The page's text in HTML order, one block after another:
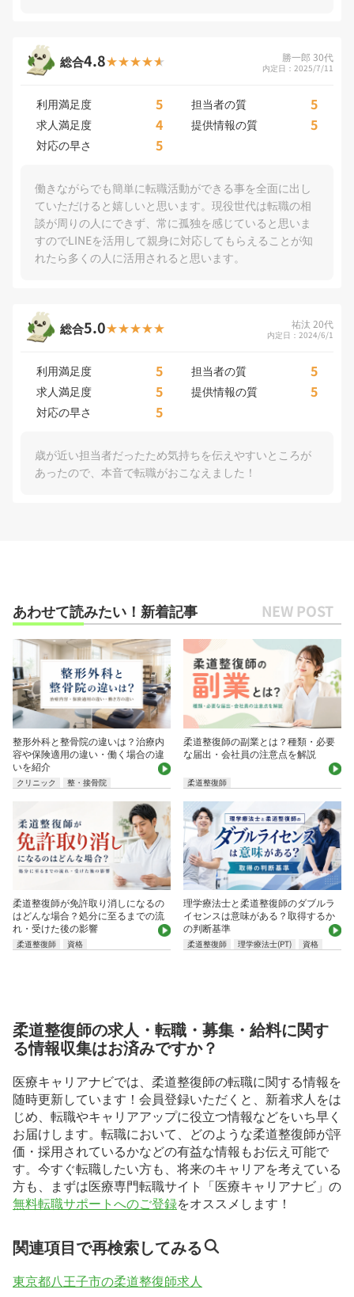
総合4.8 勝一郎 30代
内定日：2025/7/11
利用満足度 5 担当者の質 5
求人満足度 4 提供情報の質 5
対応の早さ 5
働きながらでも簡単に転職活動ができる事を全面に出し
ていただけると嬉しいと思います。現役世代は転職の相
談が周りの人にできず、常に孤独を感じていると思いま
すのでLINEを活用して親身に対応してもらえることが知
れたら多くの人に活用されると思います。
総合5.0 祐汰 20代
内定日：2024/6/1
利用満足度 5 担当者の質 5
求人満足度 5 提供情報の質 5
対応の早さ 5
歳が近い担当者だったため気持ちを伝えやすいところが
あったので、本音で転職がおこなえました！
あわせて読みたい！新着記事
整形外科と整骨院の違いは？治療内
容や保険適用の違い・働く場合の違
いを紹介
クリニック 整・接骨院
柔道整復師の副業とは？種類・必要
な届出・会社員の注意点を解説
柔道整復師
柔道整復師が免許取り消しになるの
はどんな場合？処分に至るまでの流
れ・受けた後の影響
柔道整復師 資格
理学療法士と柔道整復師のダブルラ
イセンスは意味がある？取得するか
の判断基準
柔道整復師 理学療法士(PT) 資格
柔道整復師の求人・転職・募集・給料に関す
る情報収集はお済みですか？
医療キャリアナビでは、柔道整復師の転職に関する情報を
随時更新しています！会員登録いただくと、新着求人をは
じめ、転職やキャリアアップに役立つ情報などをいち早く
お届けします。転職において、どのような柔道整復師が評
価・採用されているかなどの有益な情報もお伝え可能で
す。今すぐ転職したい方も、将来のキャリアを考えている
方も、まずは医療専門転職サイト「医療キャリアナビ」の
無料転職サポートへのご登録をオススメします！
関連項目で再検索してみる
東京都八王子市の柔道整復師求人